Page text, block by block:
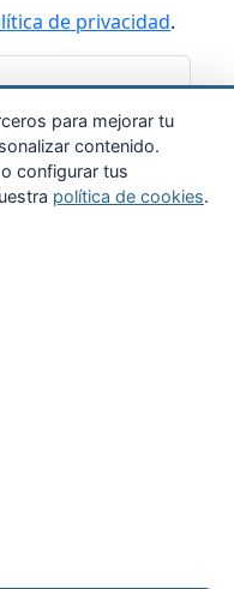
de privacidad.
para mejorar tu
contenido.
configurar tus
política de cookies.